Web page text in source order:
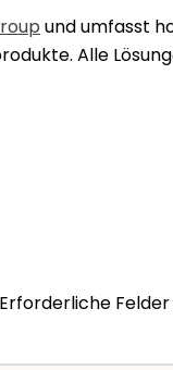
und umfasst
Alle
Felder